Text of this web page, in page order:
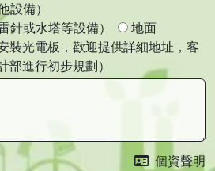
設備）
針或水塔等設備）
地面
裝光電板，歡迎提供詳細地址，客
部進行初步規劃）
個資聲明